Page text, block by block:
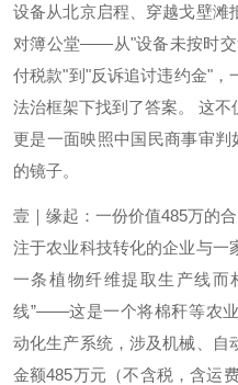
设备从北京启程、穿越戈壁滩
对簿公堂——从"设备未按时交
付税款"到"反诉追讨违约金"，
法治框架下找到了答案。 这不
更是一面映照中国民商事审
的镜子。
壹｜缘起：一份价值485万的
注于农业科技转化的企业与一
一条植物纤维提取生产线而
线”——这是一个将棉秆等农
动化生产系统，涉及机械、自
金额485万元（不含税，含运